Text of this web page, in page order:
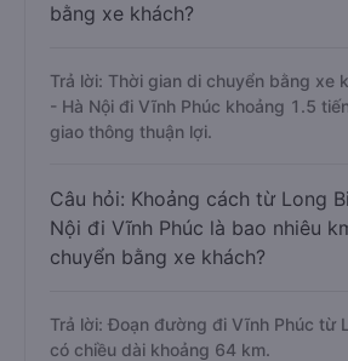
bằng xe khách?
Trả lời: Thời gian di chuyển bằng xe
- Hà Nội đi Vĩnh Phúc khoảng 1.5
giao thông thuận lợi.
Câu hỏi: Khoảng cách từ Long
Nội đi Vĩnh Phúc là bao nhiêu
chuyển bằng xe khách?
Trả lời: Đoạn đường đi Vĩnh Phúc từ
có chiều dài khoảng 64 km.